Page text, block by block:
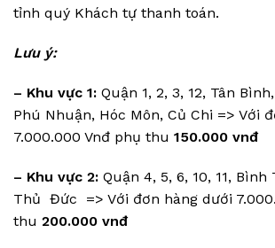
tỉnh quý Khách tự thanh toán.
Lưu ý:
– Khu vực 1: Quận 1, 2, 3, 12, Tân
Phú Nhuận, Hóc Môn, Củ Chi => Với
7.000.000 Vnđ phụ thu 150.000 vnđ
– Khu vực 2: Quận 4, 5, 6, 10, 11, Bình
Thủ Đức => Với đơn hàng dưới
thu 200.000 vnđ